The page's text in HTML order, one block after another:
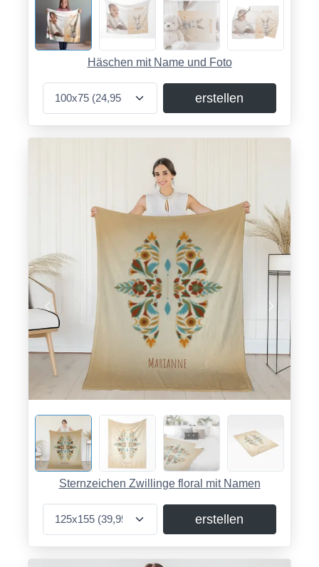
Häschen mit Name und Foto
erstellen
Sternzeichen Zwillinge floral mit Namen
erstellen